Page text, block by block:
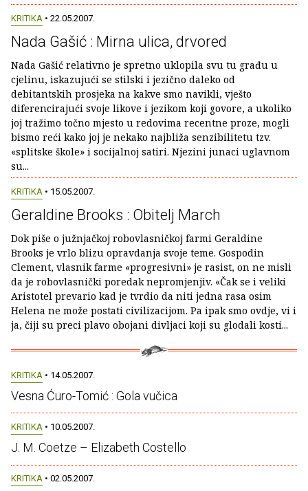
KRITIKA • 22.05.2007.
Nada Gašić : Mirna ulica, drvored
Nada Gašić relativno je spretno uklopila svu tu građu u
cjelinu, iskazujući se stilski i jezično daleko od
debitantskih prosjeka na kakve smo navikli, vješto
diferencirajući svoje likove i jezikom koji govore, a ukoliko
joj tražimo točno mjesto u redovima recentne proze, mogli
bismo reći kako joj je nekako najbliža senzibilitetu tzv.
«splitske škole» i socijalnoj satiri. Njezini junaci uglavnom
su...
KRITIKA • 15.05.2007.
Geraldine Brooks : Obitelj March
Dok piše o južnjačkoj robovlasničkoj farmi Geraldine
Brooks je vrlo blizu opravdanja svoje teme. Gospodin
Clement, vlasnik farme «progresivni» je rasist, on ne misli
da je robovlasnički poredak nepromjenjiv. «Čak se i veliki
Aristotel prevario kad je tvrdio da niti jedna rasa osim
Helena ne može postati civilizacijom. Pa ipak smo ovdje, vi i
ja, čiji su preci plavo obojani divljaci koji su glodali kosti...
KRITIKA • 14.05.2007.
Vesna Ćuro-Tomić : Gola vučica
KRITIKA • 10.05.2007.
J. M. Coetze – Elizabeth Costello
KRITIKA • 02.05.2007.